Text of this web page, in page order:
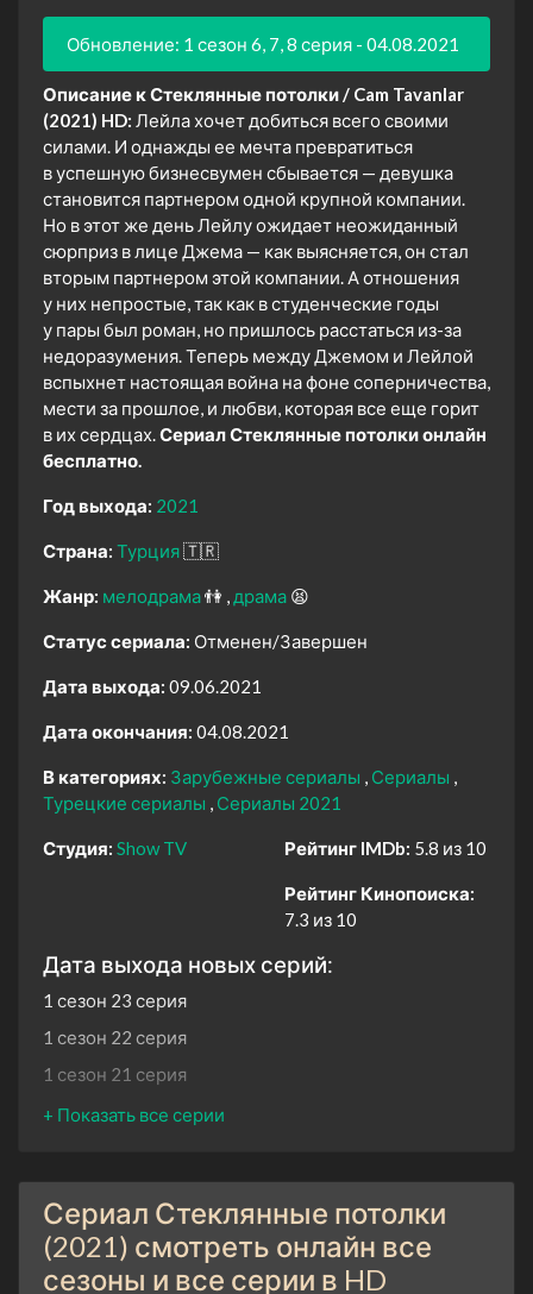
Обновление: 1 сезон 6, 7, 8 серия - 04.08.2021
Описание к Стеклянные потолки / Cam Tavanlar
(2021) HD: Лейла хочет добиться всего своими
силами. И однажды ее мечта превратиться
в успешную бизнесвумен сбывается — девушка
становится партнером одной крупной компании.
Но в этот же день Лейлу ожидает неожиданный
сюрприз в лице Джема — как выясняется, он стал
вторым партнером этой компании. А отношения
у них непростые, так как в студенческие годы
у пары был роман, но пришлось расстаться из-за
недоразумения. Теперь между Джемом и Лейлой
вспыхнет настоящая война на фоне соперничества,
мести за прошлое, и любви, которая все еще горит
в их сердцах.Сериал Стеклянные потолки онлайн
бесплатно.
Год выхода: 2021
Страна: Турция🇹🇷
Жанр: мелодрама👫 драма 😫
Статус сериала: Отменен/Завершен
Дата выхода: 09.06.2021
Дата окончания: 04.08.2021
В категориях: Зарубежные сериалы
Сериалы
Турецкие сериалы
Сериалы 2021
Студия: Show TV Рейтинг IMDb: 5.8 из 10
Рейтинг Кинопоиска:
7.3 из 10
Дата выхода новых серий:
1 сезон 23 серия
1 сезон 22 серия
1 сезон 21 серия
1 сезон 20 серия
1 сезон 18 серия
1 сезон 17 серия
1 сезон 16 серия
Сериал Стеклянные потолки
(2021) смотреть онлайн все
сезоны и все серии в HD